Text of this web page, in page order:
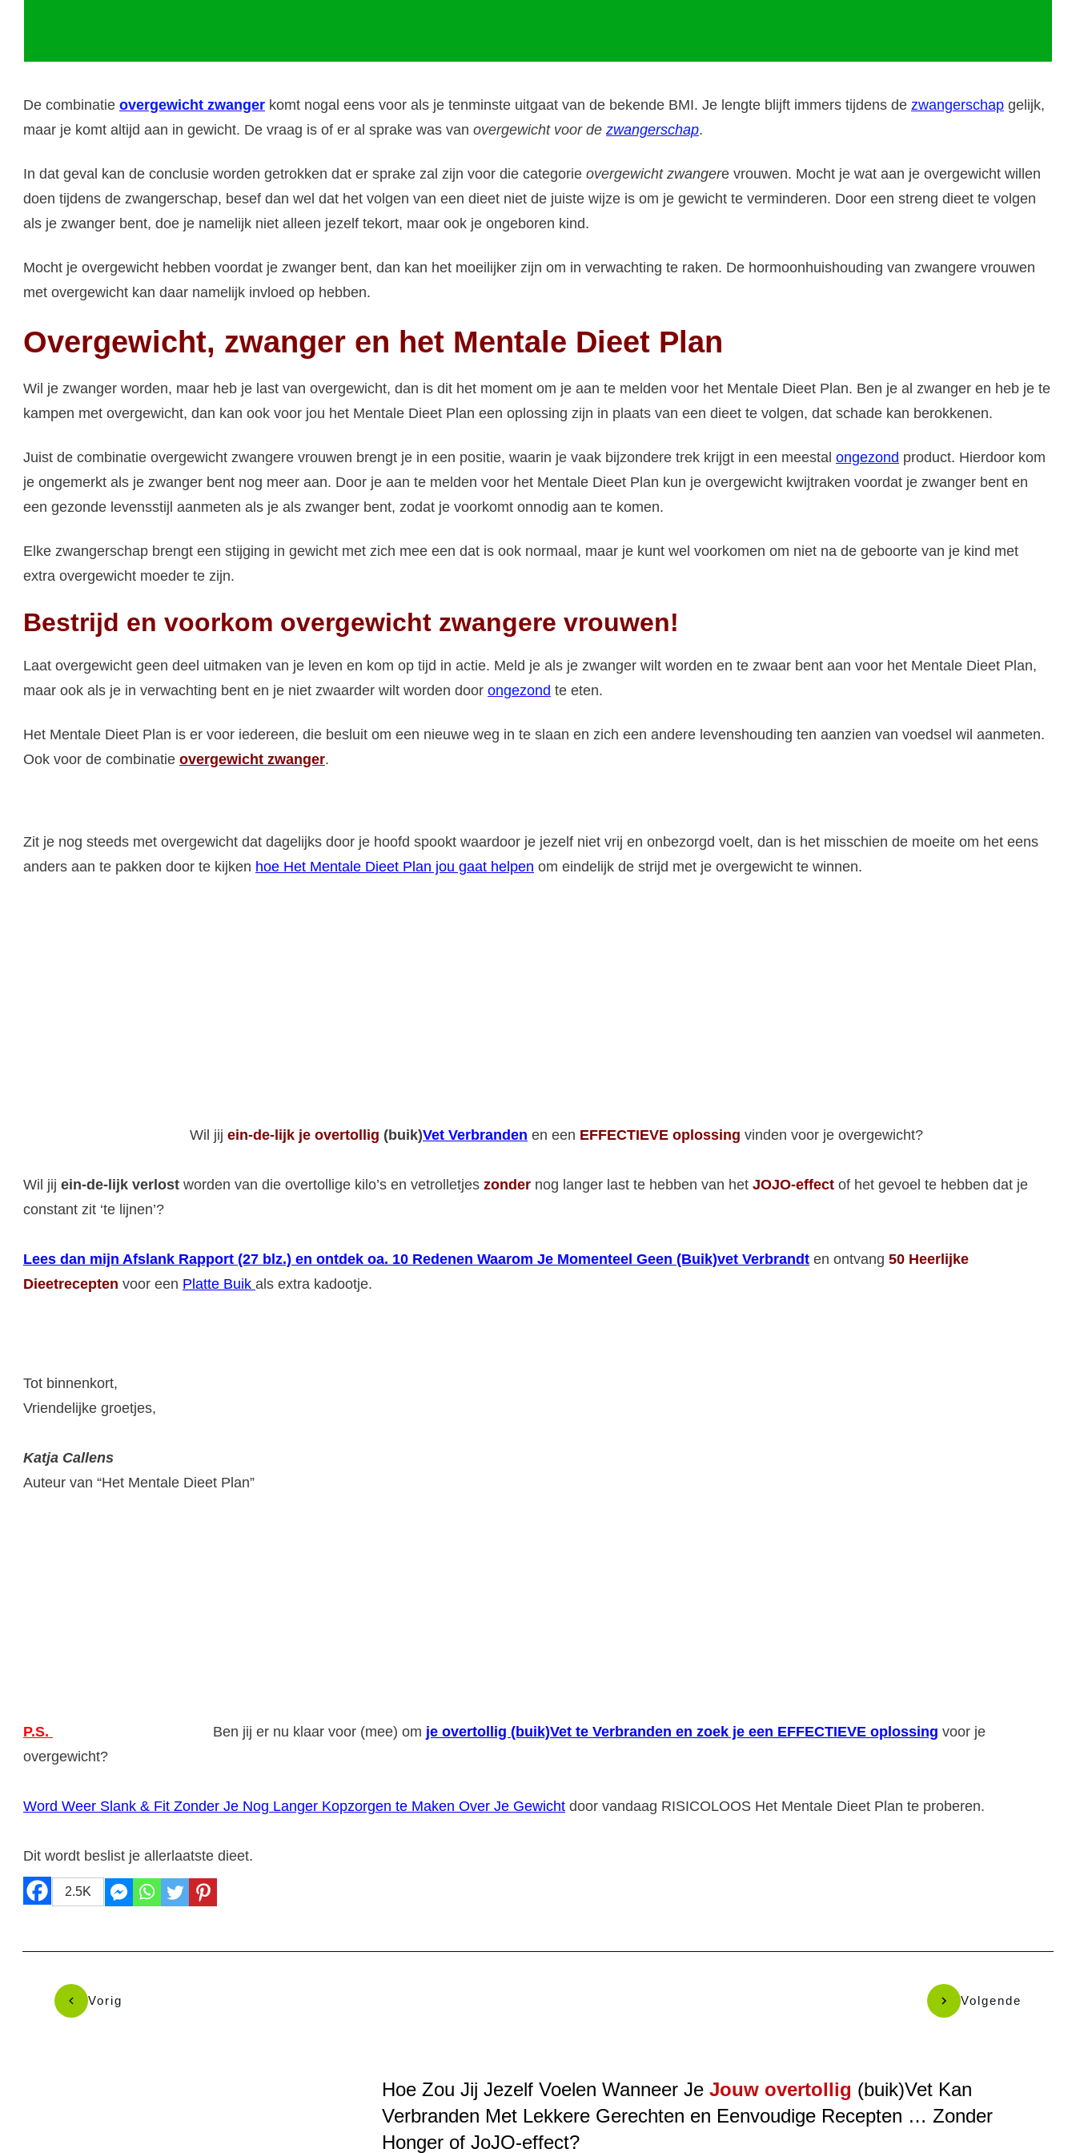
De combinatie overgewicht zwanger komt nogal eens voor als je tenminste uitgaat van de bekende BMI. Je lengte blijft immers tijdens de zwangerschap gelijk,
maar je komt altijd aan in gewicht. De vraag is of er al sprake was van overgewicht voor de zwangerschap.
In dat geval kan de conclusie worden getrokken dat er sprake zal zijn voor die categorie overgewicht zwangere vrouwen. Mocht je wat aan je overgewicht willen
doen tijdens de zwangerschap, besef dan wel dat het volgen van een dieet niet de juiste wijze is om je gewicht te verminderen. Door een streng dieet te volgen
als je zwanger bent, doe je namelijk niet alleen jezelf tekort, maar ook je ongeboren kind.
Mocht je overgewicht hebben voordat je zwanger bent, dan kan het moeilijker zijn om in verwachting te raken. De hormoonhuishouding van zwangere vrouwen
met overgewicht kan daar namelijk invloed op hebben.
Overgewicht, zwanger en het Mentale Dieet Plan
Wil je zwanger worden, maar heb je last van overgewicht, dan is dit het moment om je aan te melden voor het Mentale Dieet Plan. Ben je al zwanger en heb je te
kampen met overgewicht, dan kan ook voor jou het Mentale Dieet Plan een oplossing zijn in plaats van een dieet te volgen, dat schade kan berokkenen.
Juist de combinatie overgewicht zwangere vrouwen brengt je in een positie, waarin je vaak bijzondere trek krijgt in een meestal ongezond product. Hierdoor kom
je ongemerkt als je zwanger bent nog meer aan. Door je aan te melden voor het Mentale Dieet Plan kun je overgewicht kwijtraken voordat je zwanger bent en
een gezonde levensstijl aanmeten als je als zwanger bent, zodat je voorkomt onnodig aan te komen.
Elke zwangerschap brengt een stijging in gewicht met zich mee een dat is ook normaal, maar je kunt wel voorkomen om niet na de geboorte van je kind met
extra overgewicht moeder te zijn.
Bestrijd en voorkom overgewicht zwangere vrouwen!
Laat overgewicht geen deel uitmaken van je leven en kom op tijd in actie. Meld je als je zwanger wilt worden en te zwaar bent aan voor het Mentale Dieet Plan,
maar ook als je in verwachting bent en je niet zwaarder wilt worden door ongezond te eten.
Het Mentale Dieet Plan is er voor iedereen, die besluit om een nieuwe weg in te slaan en zich een andere levenshouding ten aanzien van voedsel wil aanmeten.
Ook voor de combinatie overgewicht zwanger.
Zit je nog steeds met overgewicht dat dagelijks door je hoofd spookt waardoor je jezelf niet vrij en onbezorgd voelt, dan is het misschien de moeite om het eens
anders aan te pakken door te kijken hoe Het Mentale Dieet Plan jou gaat helpen om eindelijk de strijd met je overgewicht te winnen.
Wil jij ein-de-lijk je overtollig (buik)Vet Verbranden en een EFFECTIEVE oplossing vinden voor je overgewicht?
Wil jij ein-de-lijk verlost worden van die overtollige kilo’s en vetrolletjes zonder nog langer last te hebben van het JOJO-effect of het gevoel te hebben dat je
constant zit ‘te lijnen’?
Lees dan mijn Afslank Rapport (27 blz.) en ontdek oa. 10 Redenen Waarom Je Momenteel Geen (Buik)vet Verbrandt en ontvang 50 Heerlijke
Dieetrecepten voor een Platte Buik als extra kadootje.
Tot binnenkort,
Vriendelijke groetjes,
Katja Callens
Auteur van “Het Mentale Dieet Plan”
P.S. Ben jij er nu klaar voor (mee) om je overtollig (buik)Vet te Verbranden en zoek je een EFFECTIEVE oplossing voor je
overgewicht?
Word Weer Slank & Fit Zonder Je Nog Langer Kopzorgen te Maken Over Je Gewicht door vandaag RISICOLOOS Het Mentale Dieet Plan te proberen.
Dit wordt beslist je allerlaatste dieet.
2.5K
Vorig Volgende
Hoe Zou Jij Jezelf Voelen Wanneer Je Jouw overtollig (buik)Vet Kan
Verbranden Met Lekkere Gerechten en Eenvoudige Recepten … Zonder
Honger of JoJO-effect?